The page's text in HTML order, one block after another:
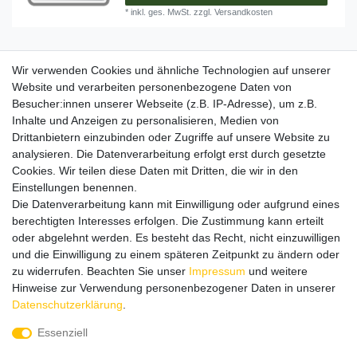
*inkl. ges. MwSt. zzgl.Versandkosten
SNAP Brush Katana
8,50 € *
Artikel anzeigen
*inkl. ges. MwSt.zzgl. Versandkosten
Lieferzeit etwa 1 bis 3 Werktage
Wir verwenden Cookies und ähnliche Technologien auf unserer
Website und verarbeiten personenbezogene Daten von
Besucher:innen unserer Webseite (z.B. IP-Adresse), um z.B.
Inhalte und Anzeigen zu personalisieren, Medien von
Drittanbietern einzubinden oder Zugriffe auf unsere Website zu
analysieren. Die Datenverarbeitung erfolgt erst durch gesetzte
Cookies. Wir teilen diese Daten mit Dritten, die wir in den
Einstellungen benennen.
Die Datenverarbeitung kann mit Einwilligung oder aufgrund eines
berechtigten Interesses erfolgen. Die Zustimmung kann erteilt
oder abgelehnt werden. Es besteht das Recht, nicht einzuwilligen
und die Einwilligung zu einem späteren Zeitpunkt zu ändern oder
zu widerrufen. Beachten Sie unser Impressum und weitere
Hinweise zur Verwendung personenbezogener Daten in unserer
Daten­schutz­erklärung
Essenziell